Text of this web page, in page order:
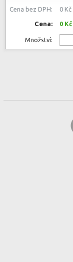
Cena bez DPH: 0 Kč
Cena: 0 Kč
Množství: